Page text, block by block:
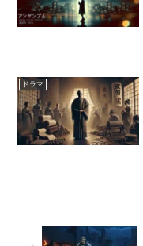
ドラマ